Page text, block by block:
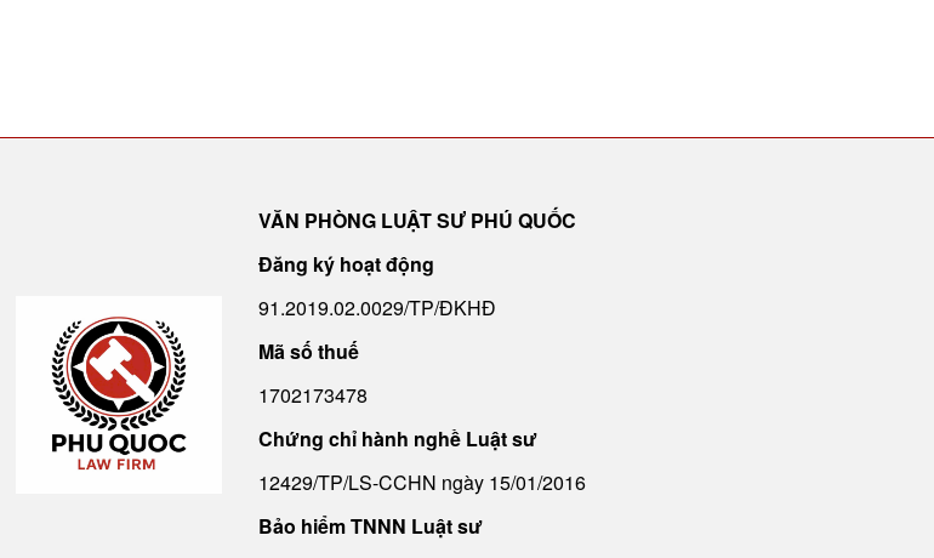
VĂN PHÒNG LUẬT SƯ PHÚ QUỐC
Đăng ký hoạt động
91.2019.02.0029/TP/ĐKHĐ
Mã số thuế
1702173478
Chứng chỉ hành nghề Luật sư
12429/TP/LS-CCHN ngày 15/01/2016
Bảo hiểm TNNN Luật sư